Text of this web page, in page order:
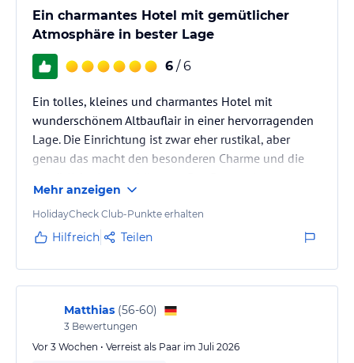
Ein charmantes Hotel mit gemütlicher
Atmosphäre in bester Lage
6 / 6
Ein tolles, kleines und charmantes Hotel mit
wunderschönem Altbauflair in einer hervorragenden
Lage. Die Einrichtung ist zwar eher rustikal, aber
genau das macht den besonderen Charme und die
durchweg sehr freundlich und herzlich – man fühlt
sich sofort willkommen. Auch der Frühstücksservice
war hervorragend und ließ keine Wünsche offen. Ich
wiederkommen.
Klare Empfehlung!
Mehr anzeigen
HolidayCheck Club-Punkte erhalten
Hilfreich Teilen
Matthias (56-60)
3 Bewertungen
Vor 3 Wochen • Verreist als Paar im Juli 2026